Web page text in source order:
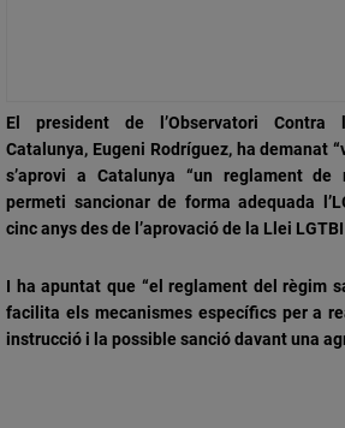
El president de l’Observatori Contra
Catalunya, Eugeni Rodríguez, ha demanat
s’aprovi a Catalunya “un reglament de
permeti sancionar de forma adequada
cinc anys des de l’aprovació de la Llei
I ha apuntat que “el reglament del règim
facilita els mecanismes específics per a
instrucció i la possible sanció davant una